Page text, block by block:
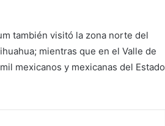
también visitó la zona norte del
mientras que en el Valle de
mexicanos y mexicanas del Estado